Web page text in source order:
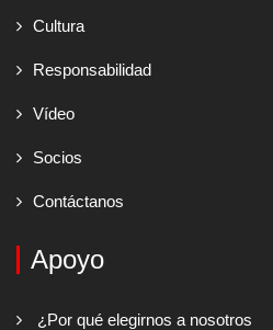
Cultura
Responsabilidad
Vídeo
Socios
Contáctanos
Apoyo
¿Por qué elegirnos a nosotros